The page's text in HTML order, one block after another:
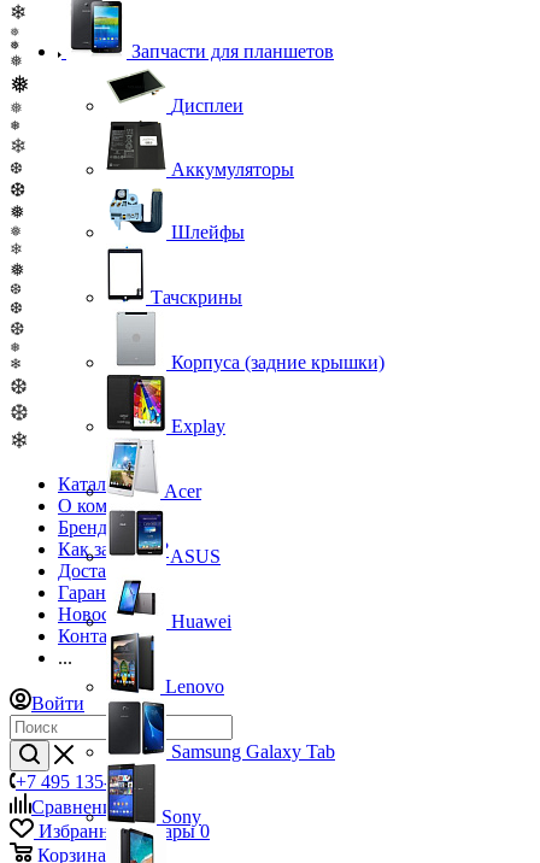
❄
❅
❅
❅
❅
❅
❅
❄
❆
❆
❅
❅
❄
❅
❆
❆
❆
❅
❄
❆
❆
❄
Каталог
О компании
Бренды
Как заказать?
Доставка
Гарантия
Новости
Контакты
...
Войти
+7 495 135-39-43
Сравнение0
Избранные товары 0
Корзина
Запчасти для планшетов
Дисплеи
Аккумуляторы
Шлейфы
Тачскрины
Корпуса (задние крышки)
Explay
Acer
ASUS
Huawei
Lenovo
Samsung Galaxy Tab
Sony